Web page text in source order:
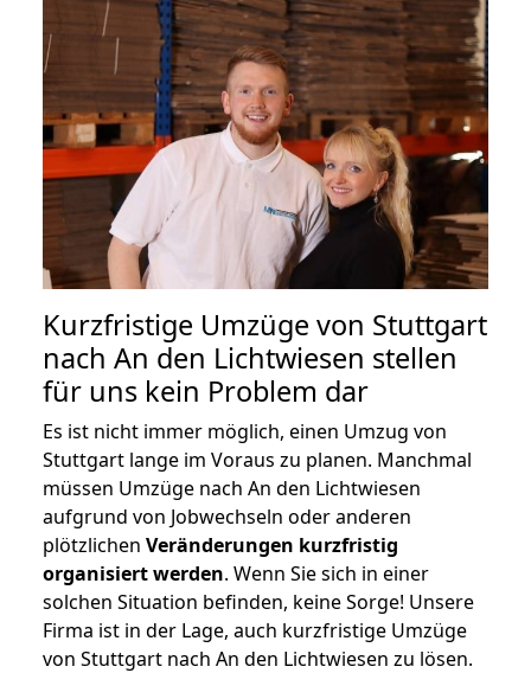
Kurzfristige Umzüge von Stuttgart
nach An den Lichtwiesen stellen
für uns kein Problem dar
Es ist nicht immer möglich, einen Umzug von
Stuttgart lange im Voraus zu planen. Manchmal
müssen Umzüge nach An den Lichtwiesen
aufgrund von Jobwechseln oder anderen
plötzlichen Veränderungen kurzfristig
organisiert werden. Wenn Sie sich in einer
solchen Situation befinden, keine Sorge! Unsere
Firma ist in der Lage, auch kurzfristige Umzüge
von Stuttgart nach An den Lichtwiesen zu lösen.